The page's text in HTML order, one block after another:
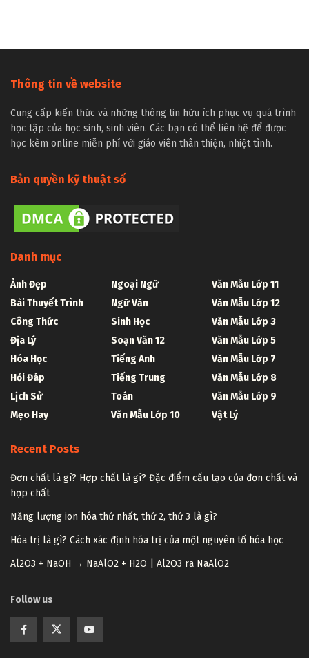
Thông tin về website
Cung cấp kiến thức và những thông tin hữu ích phục vụ quá trình
học tập của học sinh, sinh viên. Các bạn có thể liên hệ để được
học kèm online miễn phí với giáo viên thân thiện, nhiệt tình.
Bản quyền kỹ thuật số
Danh mục
Ảnh Đẹp
Bài Thuyết Trình
Công Thức
Địa Lý
Hóa Học
Hỏi Đáp
Lịch Sử
Mẹo Hay
Ngoại Ngữ
Ngữ Văn
Sinh Học
Soạn Văn 12
Tiếng Anh
Tiếng Trung
Toán
Văn Mẫu Lớp 10
Văn Mẫu Lớp 11
Văn Mẫu Lớp 12
Văn Mẫu Lớp 3
Văn Mẫu Lớp 5
Văn Mẫu Lớp 7
Văn Mẫu Lớp 8
Văn Mẫu Lớp 9
Vật Lý
Recent Posts
Đơn chất là gì? Hợp chất là gì? Đặc điểm cấu tạo của đơn chất và
hợp chất
Năng lượng ion hóa thứ nhất, thứ 2, thứ 3 là gì?
Hóa trị là gì? Cách xác định hóa trị của một nguyên tố hóa học
Al2O3 + NaOH → NaAlO2 + H2O | Al2O3 ra NaAlO2
Follow us